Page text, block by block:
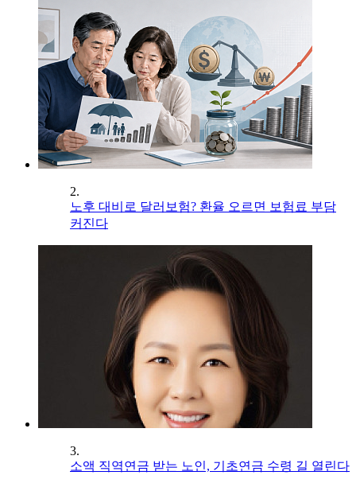
2.
노후 대비로 달러보험? 환율 오르면 보험료 부담
커진다
3.
소액 직역연금 받는 노인, 기초연금 수령 길 열린다